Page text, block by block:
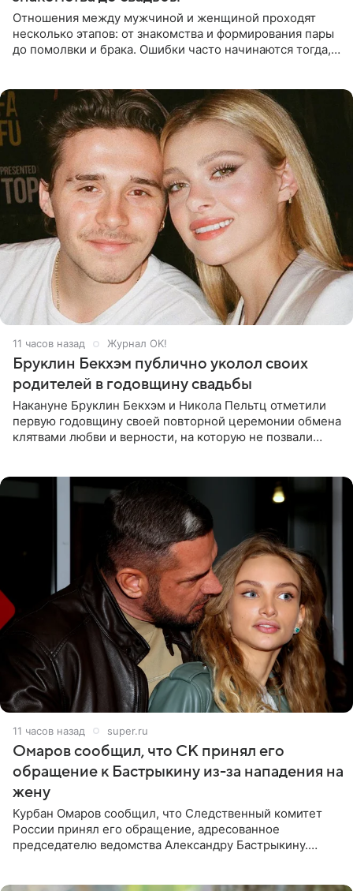
Отношения между мужчиной и женщиной проходят
несколько этапов: от знакомства и формирования пары
до помолвки и брака. Ошибки часто начинаются тогда,
11 часов назад Журнал OK!
Бруклин Бекхэм публично уколол своих
родителей в годовщину свадьбы
Накануне Бруклин Бекхэм и Никола Пельтц отметили
первую годовщину своей повторной церемонии обмена
клятвами любви и верности, на которую не позвали
11 часов назад super.ru
Омаров сообщил, что СК принял его
обращение к Бастрыкину из-за нападения на
жену
Курбан Омаров сообщил, что Следственный комитет
России принял его обращение, адресованное
председателю ведомства Александру Бастрыкину.